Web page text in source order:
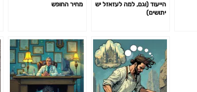
הייעוד (וגם, למה לעזאזל יש
יתושים)
מחיר החופש